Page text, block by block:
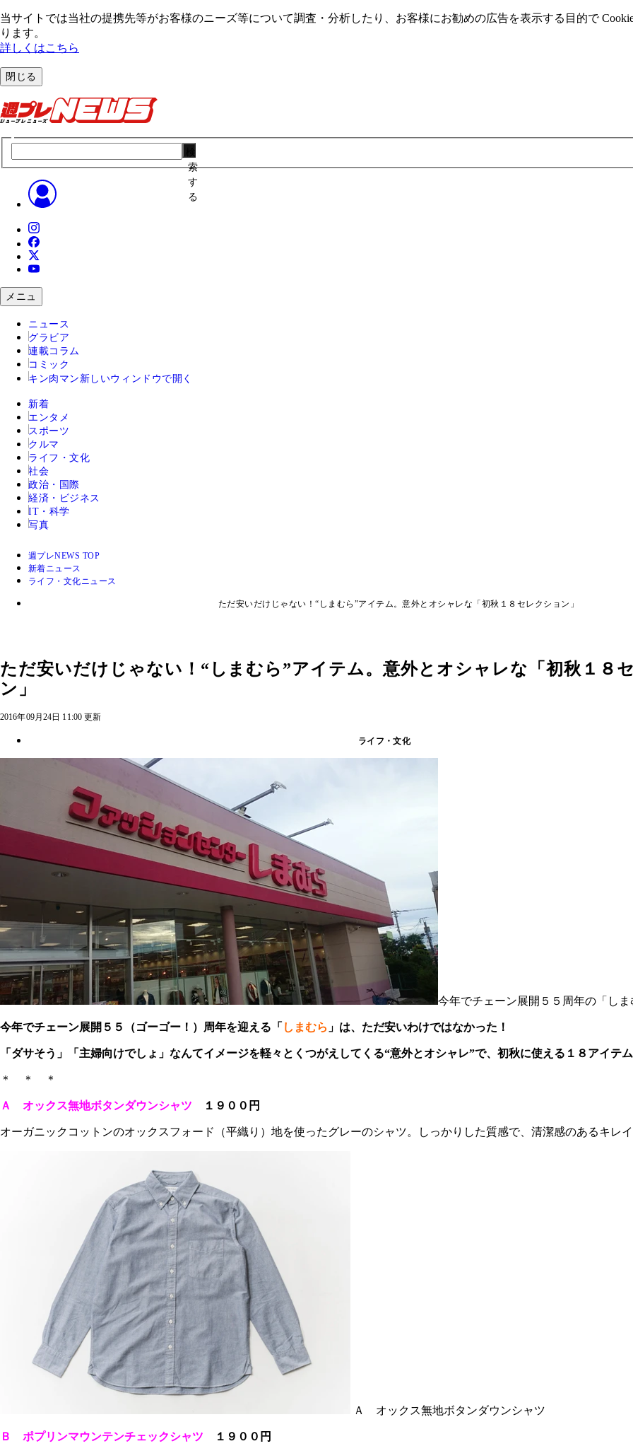
当サイトでは当社の提携先等がお客様のニーズ等について調査・分析したり、お客様にお勧めの広告を表⽰する⽬的で
ります。
詳しくはこちら
閉じる
索
す
る
メニュ
ニュース
グラビア
連載コラム
コミック
キン肉マン 新しいウィンドウで開く
新着
エンタメ
スポーツ
クルマ
ライフ・文化
社会
政治・国際
経済・ビジネス
IT・科学
写真
週プレNEWS TOP
新着ニュース
ライフ・文化ニュース
ただ安いだけじゃない！“しまむら”アイテム。意外とオシャレな「初秋１８セレクション」
ただ安いだけじゃない！“しまむら”アイテム。意外とオシャレな「初秋１８
ン」
2016年09月24日 11:00 更新
ライフ・文化
今年でチェーン展開５５周年の「しま
今年でチェーン展開５５（ゴーゴー！）周年を迎える「 しまむら 」は、ただ安いわけではなかった！
「ダサそう」「主婦向けでしょ」なんてイメージを軽々とくつがえしてくる“意外とオシャレ”で、初秋に使える１８アイテ
＊ ＊ ＊
Ａ オックス無地ボタンダウンシャツ １９００円
オーガニックコットンのオックスフォード（平織り）地を使ったグレーのシャツ。しっかりした質感で、清潔感のあるキレ
Ａ オックス無地ボタンダウンシャツ
Ｂ ポプリンマウンテンチェックシャツ １９００円